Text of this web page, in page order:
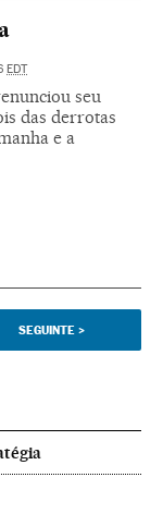
EDT
seu
das derrotas
e a
SEGUINTE >